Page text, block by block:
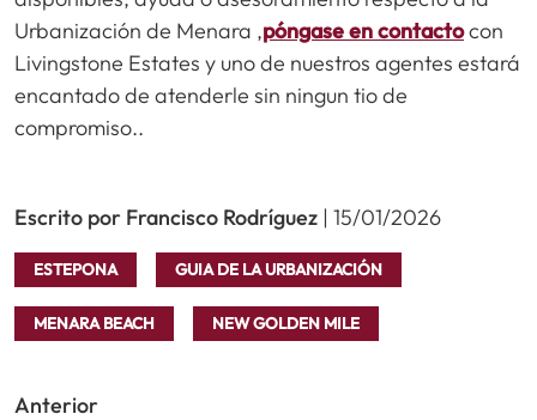
Urbanización de Menara ,póngase en contactocon
Livingstone Estates y uno de nuestros agentes estará
encantado de atenderle sin ningun tio de
compromiso..
Escrito por Francisco Rodríguez | 15/01/2026
ESTEPONA GUIA DE LA URBANIZACIÓN
MENARA BEACH NEW GOLDEN MILE
Anterior